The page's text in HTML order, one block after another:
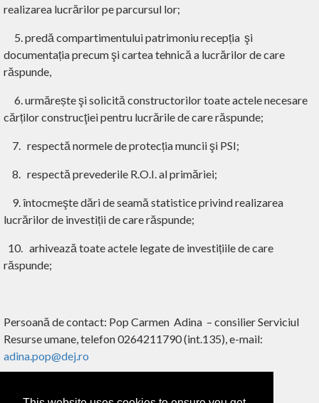
realizarea lucrărilor pe parcursul lor;
5. predă compartimentului patrimoniu recepția şi
documentația precum şi cartea tehnică a lucrărilor de care
răspunde,
6. urmărește şi solicită constructorilor toate actele necesare
cărților construcţiei pentru lucrările de care răspunde;
7. respectă normele de protecția muncii şi PSI;
8. respectă prevederile R.O.I. al primăriei;
9. întocmeşte dări de seamă statistice privind realizarea
lucrărilor de investiții de care răspunde;
10. arhivează toate actele legate de investițiile de care
răspunde;
Persoană de contact: Pop Carmen Adina – consilier Serviciul
Resurse umane, telefon 0264211790 (int.135), e-mail:
adina.pop@dej.ro